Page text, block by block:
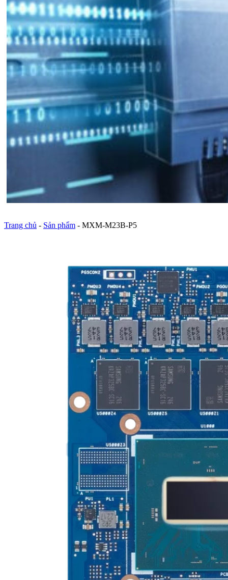
Trang chủ - Sản phẩm - MXM-M23B-P5